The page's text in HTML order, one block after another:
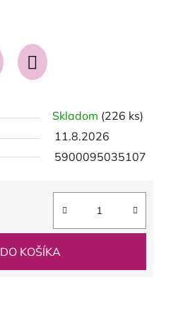
Skladom (226 ks)
11.8.2026
5900095035107
DO KOŠÍKA